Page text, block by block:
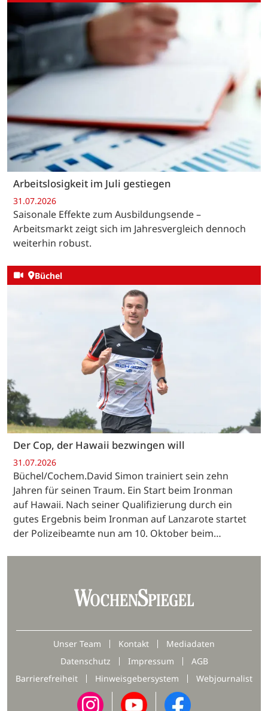
Arbeitslosigkeit im Juli gestiegen
31.07.2026
Saisonale Effekte zum Ausbildungsende –
Arbeitsmarkt zeigt sich im Jahresvergleich dennoch
weiterhin robust.
Büchel
Der Cop, der Hawaii bezwingen will
31.07.2026
Büchel/Cochem.David Simon trainiert sein zehn
Jahren für seinen Traum. Ein Start beim Ironman
auf Hawaii. Nach seiner Qualifizierung durch ein
gutes Ergebnis beim Ironman auf Lanzarote startet
der Polizeibeamte nun am 10. Oktober beim…
Unser Team Kontakt
Mediadaten
Datenschutz
Impressum
AGB
Barrierefreiheit
Hinweisgebersystem Webjournalist